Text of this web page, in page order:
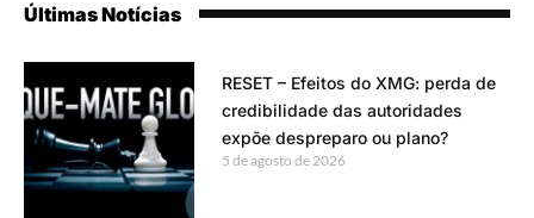
Últimas Notícias
RESET – Efeitos do XMG: perda de
credibilidade das autoridades
expõe despreparo ou plano?
5 de agosto de 2026